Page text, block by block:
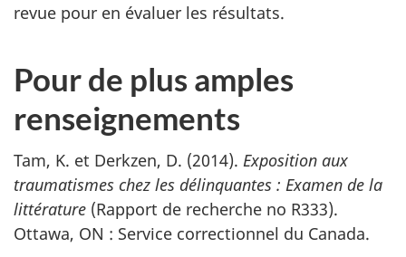
revue pour en évaluer les résultats.
Pour de plus amples
renseignements
Tam, K. et Derkzen, D. (2014). Exposition aux
traumatismes chez les délinquantes : Examen de la
littérature (Rapport de recherche no R333).
Ottawa, ON : Service correctionnel du Canada.